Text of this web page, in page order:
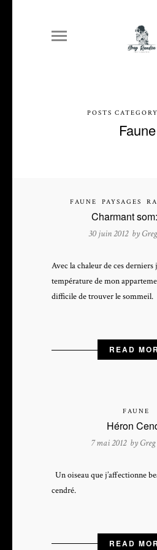
POSTS
Faune
FAUNE PAYSAGES
Charmant
30 juin 2012 by
Avec la chaleur de ces derniers
température de mon
difficile de trouver le sommeil.
READ
FAUNE
Héron
7 mai 2012 by
Un oiseau que j’affectionne
cendré.
READ